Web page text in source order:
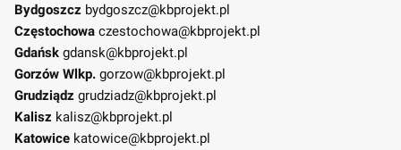
Bydgoszcz bydgoszcz@kbprojekt.pl
Częstochowa czestochowa@kbprojekt.pl
Gdańsk gdansk@kbprojekt.pl
Gorzów Wlkp. gorzow@kbprojekt.pl
Grudziądz grudziadz@kbprojekt.pl
Kalisz kalisz@kbprojekt.pl
Katowice katowice@kbprojekt.pl